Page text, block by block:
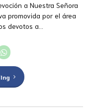
a Nuestra Señora
promovida por el área
devotos a...